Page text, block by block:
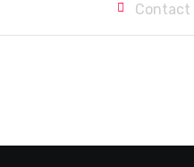
Contact